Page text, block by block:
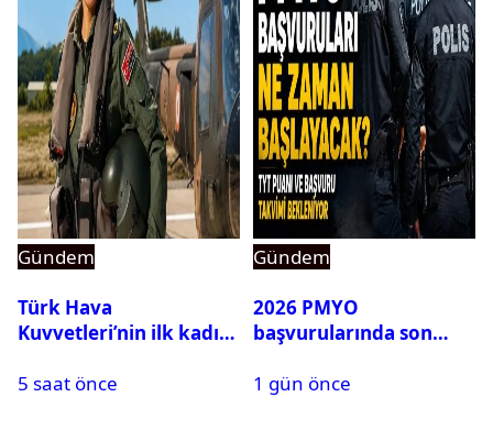
Gündem
Türk Hava
Kuvvetleri’nin ilk kadın
Karapınar hakkında
5 saat önce
Gündem
2026 PMYO
başvurularında son
1 gün önce